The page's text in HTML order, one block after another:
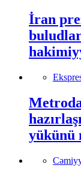
İran
Metroda
yükünü